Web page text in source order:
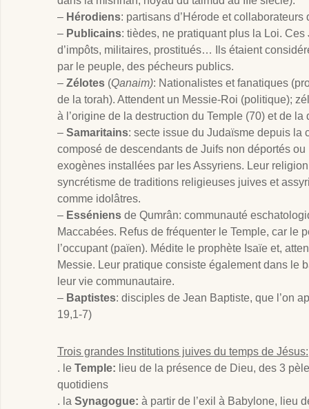
– Hérodiens: partisans d’Hérode et collaborateurs
– Publicains: tièdes, ne pratiquant plus la Loi.
d’impôts, militaires, prostitués… Ils étaient
par le peuple, des pécheurs publics.
– Zélotes (Qanaim): Nationalistes et fanatiques
de la torah). Attendent un Messie-Roi (politique);
à l’origine de la destruction du Temple (70) et de la
– Samaritains: secte issue du Judaïsme depuis la
composé de descendants de Juifs non déportés
exogènes installées par les Assyriens. Leur
syncrétisme de traditions religieuses juives et
comme idolâtres.
– Esséniens de Qumrân: communauté
Maccabées. Refus de fréquenter le Temple, car le
l’occupant (païen). Médite le prophète Isaïe et,
Messie. Leur pratique consiste également dans le
leur vie communautaire.
– Baptistes: disciples de Jean Baptiste, que l’on
19,1-7)
Trois grandes Institutions juives du temps de Jésus:
. le Temple: lieu de la présence de Dieu, des 3
quotidiens
. la Synagogue: à partir de l’exil à Babylone, lieu